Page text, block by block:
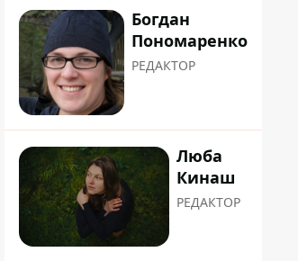
Богдан
Пономаренко
РЕДАКТОР
Люба
Кинаш
РЕДАКТОР